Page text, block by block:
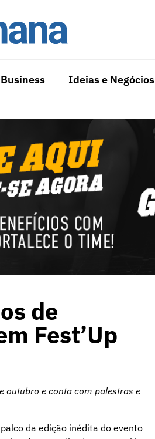
Ideias e Negócios
de
Fest’Up
outubro e conta com palestras e
da edição inédita do evento